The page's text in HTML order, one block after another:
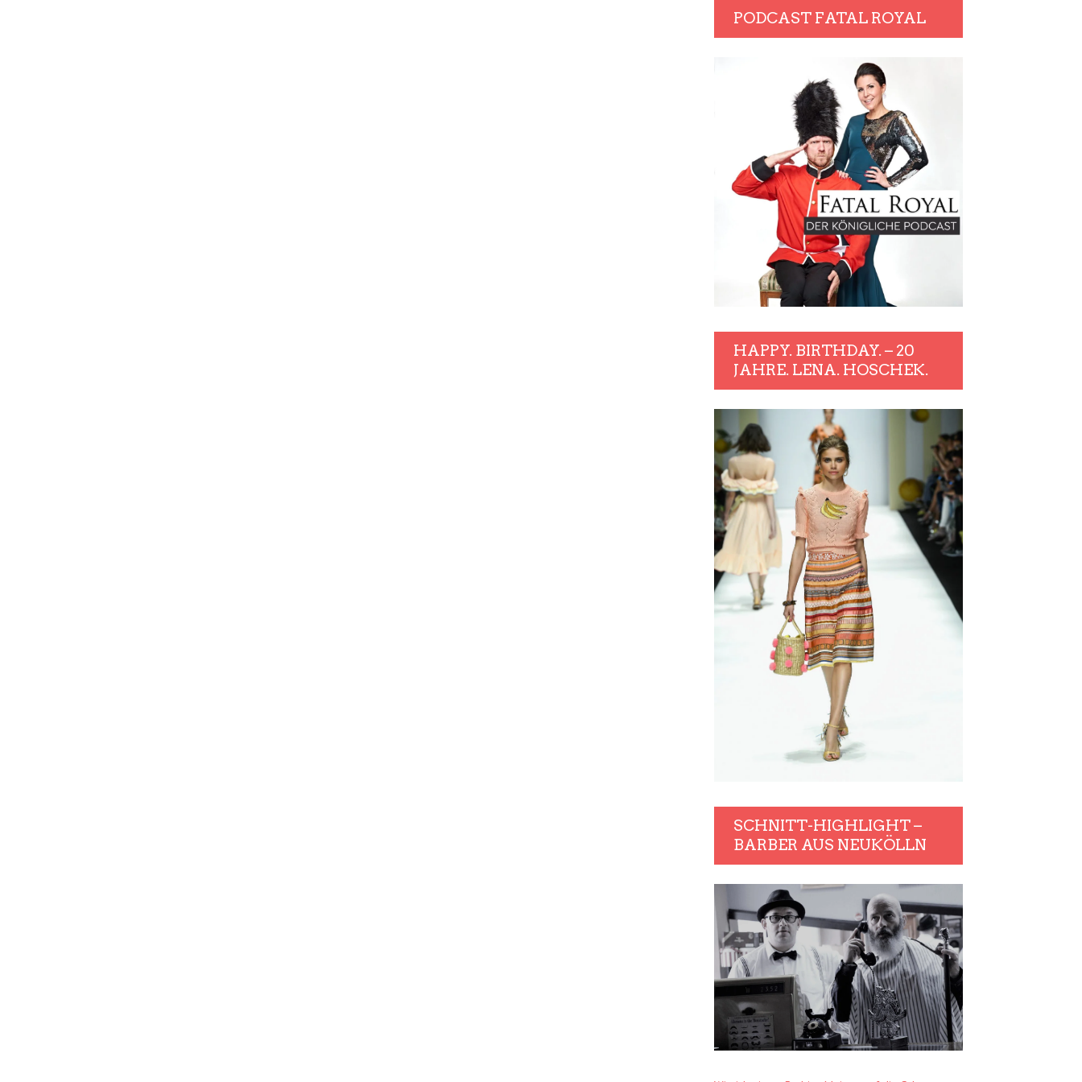
PODCAST FATAL ROYAL
HAPPY. BIRTHDAY. – 20
JAHRE. LENA. HOSCHEK.
SCHNITT-HIGHLIGHT –
BARBER AUS NEUKÖLLN